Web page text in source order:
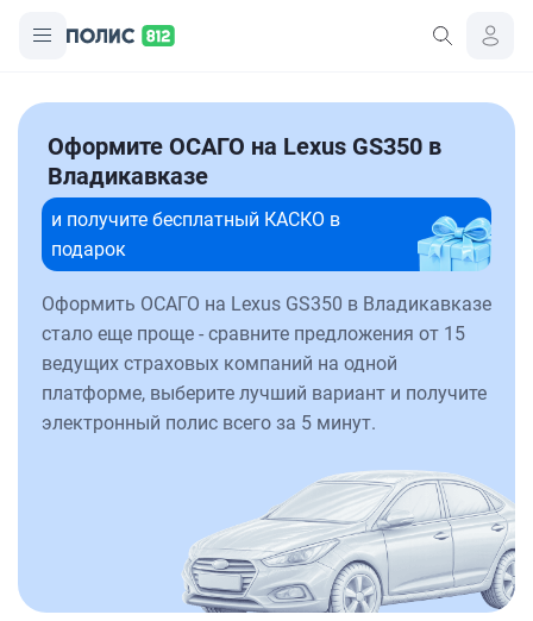
Оформите ОСАГО на Lexus GS350 в
Владикавказе
и получите бесплатный КАСКО в
подарок
Оформить ОСАГО на Lexus GS350 в Владикавказе
стало еще проще - сравните предложения от 15
ведущих страховых компаний на одной
платформе, выберите лучший вариант и получите
электронный полис всего за 5 минут.